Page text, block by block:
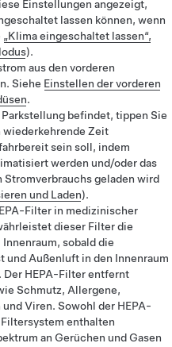
Einstellungen angezeigt,
lassen können, wenn
„Klima eingeschaltet lassen“,
).
aus den vorderen
Siehe Einstellen der vorderen
.
Parkstellung befindet, tippen Sie
wiederkehrende Zeit
sein soll, indem
werden und/oder das
Stromverbrauchs geladen wird
und Laden).
Filter in medizinischer
dieser Filter die
sobald die
und Außenluft in den Innenraum
HEPA-Filter entfernt
Schmutz, Allergene,
Viren. Sowohl der HEPA-
enthalten
an Gerüchen und Gasen